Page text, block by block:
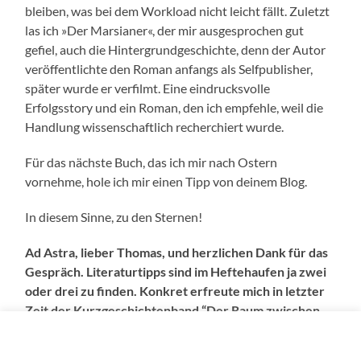
bleiben, was bei dem Workload nicht leicht fällt. Zuletzt
las ich »Der Marsianer«, der mir ausgesprochen gut
gefiel, auch die Hintergrundgeschichte, denn der Autor
veröffentlichte den Roman anfangs als Selfpublisher,
später wurde er verfilmt. Eine eindrucksvolle
Erfolgsstory und ein Roman, den ich empfehle, weil die
Handlung wissenschaftlich recherchiert wurde.
Für das nächste Buch, das ich mir nach Ostern
vornehme, hole ich mir einen Tipp von deinem Blog.
In diesem Sinne, zu den Sternen!
Ad Astra, lieber Thomas, und herzlichen Dank für das
Gespräch. Literaturtipps sind im Heftehaufen ja zwei
oder drei zu finden. Konkret erfreute mich in letzter
Zeit der Kurzgeschichtenband “Der Raum zwischen